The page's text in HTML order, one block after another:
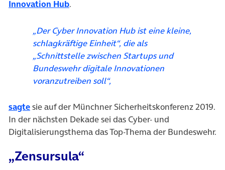
Innovation Hub(öffnet in neuem Tab)
.
„Der Cyber Innovation Hub ist eine kleine,
schlagkräftige Einheit“, die als
„Schnittstelle zwischen Startups und
Bundeswehr digitale Innovationen
voranzutreiben soll“,
sagte(öffnet in neuem Tab)
sie auf der Münchner Sicherheitskonferenz 2019.
In der nächsten Dekade sei das Cyber- und
Digitalisierungsthema das Top-Thema der Bundeswehr.
„Zensursula“